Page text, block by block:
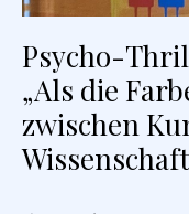
Psycho-
„Als die
zwischen
Wissenschaft